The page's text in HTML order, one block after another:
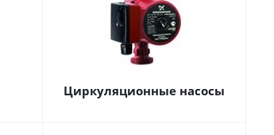
Циркуляционные насосы